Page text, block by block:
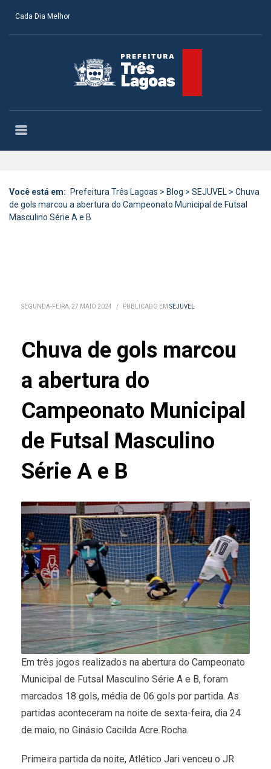
Cada Dia Melhor
Você está em: Prefeitura Três Lagoas > Blog > SEJUVEL > Chuva
de gols marcou a abertura do Campeonato Municipal de Futsal
Masculino Série A e B
SEGUNDA-FEIRA, 27 MAIO 2024 / PUBLICADO EM SEJUVEL
Chuva de gols marcou
a abertura do
Campeonato Municipal
de Futsal Masculino
Série A e B
Em três jogos realizados na abertura do Campeonato
Municipal de Futsal Masculino Série A e B, foram
marcados 18 gols, média de 06 gols por partida. As
partidas aconteceram na noite de sexta-feira, dia 24
de maio, no Ginásio Cacilda Acre Rocha.
Primeira partida da noite, Atlético Jari venceu o JR